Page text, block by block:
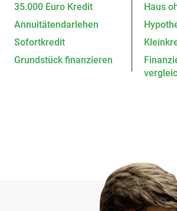
35.000 Euro Kredit
Haus
Annuitätendarlehen
Sofortkredit
Grundstück finanzieren